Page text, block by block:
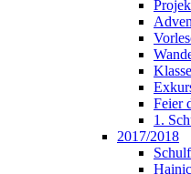
Feier
1.
2017/2018